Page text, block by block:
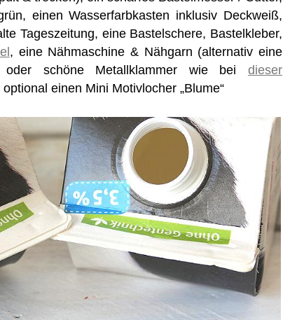
einen Wasserfarbkasten inklusiv Deckweiß,
Tageszeitung, eine Bastelschere, Bastelkleber,
, eine Nähmaschine & Nähgarn (alternativ eine
schöne Metallklammer wie bei dieser
einen Mini Motivlocher „Blume“